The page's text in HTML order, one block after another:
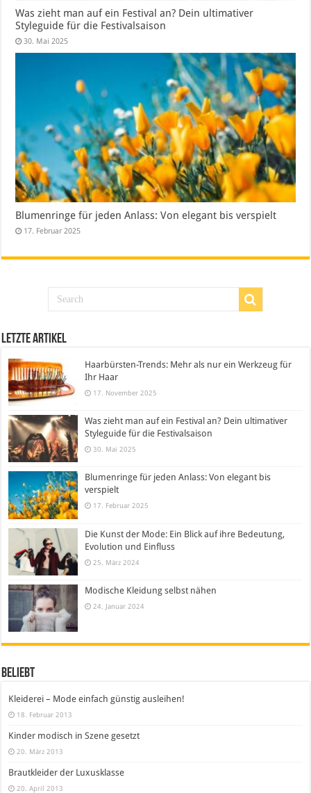
Was zieht man auf ein Festival an? Dein ultimativer
Styleguide für die Festivalsaison
30. Mai 2025
Blumenringe für jeden Anlass: Von elegant bis verspielt
17. Februar 2025
Letzte Artikel
Haarbürsten-Trends: Mehr als nur ein Werkzeug für
Ihr Haar
17. November 2025
Was zieht man auf ein Festival an? Dein ultimativer
Styleguide für die Festivalsaison
30. Mai 2025
Blumenringe für jeden Anlass: Von elegant bis
verspielt
17. Februar 2025
Die Kunst der Mode: Ein Blick auf ihre Bedeutung,
Evolution und Einfluss
25. März 2024
Modische Kleidung selbst nähen
24. Januar 2024
Beliebt
Kleiderei – Mode einfach günstig ausleihen!
18. Februar 2013
Kinder modisch in Szene gesetzt
20. März 2013
Brautkleider der Luxusklasse
20. April 2013